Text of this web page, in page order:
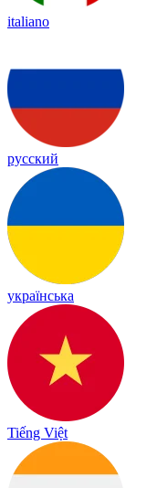
italiano
русский
українська
Tiếng Việt